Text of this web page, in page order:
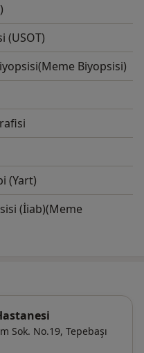
(USOT)
Biyopsisi)
(Yart)
(İiab)(Meme
Sok. No.19, Tepebaşı